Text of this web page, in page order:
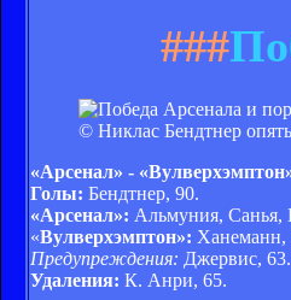
###
© Никлас Бендтнер
«Арсенал» -
Голы: Бендтнер, 90.
«Арсенал»: Альмуния, Санья,
«Вулверхэмптон»: Ханеманн,
Предупреждения: Джервис,
Удаления: К. Анри, 65.